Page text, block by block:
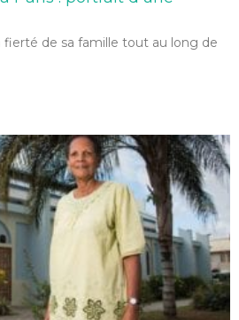
fierté de sa famille tout au long de